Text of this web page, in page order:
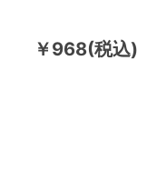
￥968(税込)